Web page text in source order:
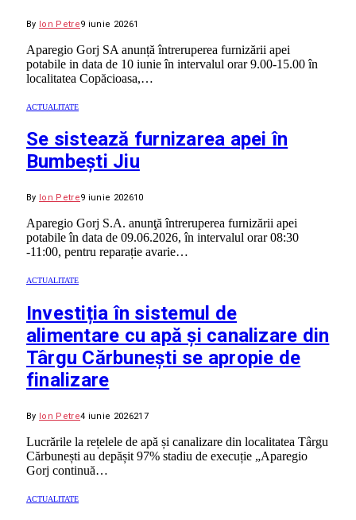
By Ion Petre9 iunie 20261
Aparegio Gorj SA anunță întreruperea furnizării apei
potabile in data de 10 iunie în intervalul orar 9.00-15.00 în
localitatea Copăcioasa,…
ACTUALITATE
Se sistează furnizarea apei în
Bumbești Jiu
By Ion Petre9 iunie 202610
Aparegio Gorj S.A. anunţă întreruperea furnizării apei
potabile în data de 09.06.2026, în intervalul orar 08:30
-11:00, pentru reparație avarie…
ACTUALITATE
Investiția în sistemul de
alimentare cu apă și canalizare din
Târgu Cărbunești se apropie de
finalizare
By Ion Petre4 iunie 2026217
Lucrările la rețelele de apă și canalizare din localitatea Târgu
Cărbunești au depășit 97% stadiu de execuție „Aparegio
Gorj continuă…
ACTUALITATE